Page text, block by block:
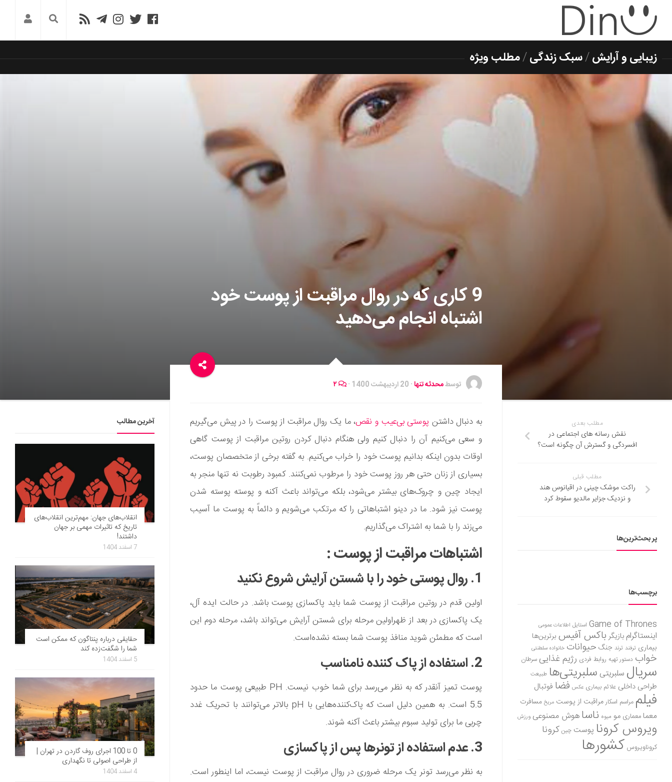
زیبایی و آرایش/سبک زندگی/مطلب ویژه
9 کاری که در روال مراقبت از پوست خود
اشتباه انجام می‌دهید
توسطمحدثه تنها· 20 اردیبهشت 1400 ·
به دنبال داشتن پوستی بی‌عیب و نقص، ما یک روال مراقبت از پوست را در پیش می‌گیریم
و سعی می‌کنیم آن را دنبال کنیم ولی هنگام دنبال کردن روتین مراقبت از پوست گاهی
اوقات بدون اینکه بدانیم پوست خود را خراب می‌کنیم. به گفته برخی از متخصصان پوست،
بسیاری از زنان حتی هر روز پوست خود را مرطوب نمی‌کنند. کمبود رطوبت نه تنها منجر به
ایجاد چین و چروک‌های بیشتر می‌شود، بلکه می‌تواند باعث آکنه و پوسته پوسته شدن
پوست نیز شود. ما در دینو اشتباهاتی را که مرتکب می‌شویم و دائماً به پوست ما آسیب
می‌زند را با شما به اشتراک می‌گذاریم.
اشتباهات مراقبت از پوست :
1. روال پوستی خود را با شستن آرایش شروع نکنید
اولین قدم در روتین مراقبت از پوست شما باید پاکسازی پوست باشد. در حالت ایده آل،
یک پاکسازی در بعد از ظهراولین مرحله برای شستن آرایش می‌تواند باشد، مرحله دوم این
است که مطمئن شوید منافذ پوست شما بسته نشده‌است.
2. استفاده از پاک کننده نامناسب
پوست تمیز آنقدر که به نظر می‌رسد برای شما خوب نیست. PH طبیعی پوست ما حدود
5.5 است. به همین دلیل است که پاک‌کننده‌هایی با pH بالاتر می‌توانند با تحریک غدد
چربی ما برای تولید سبوم بیشتر باعث آکنه شوند.
3. عدم استفاده از تونرها پس از پاکسازی
به نظر می‌رسد تونر یک مرحله ضروری در روال مراقبت از پوست نیست، اما اینطور است.
مطلب بعدی
نقش رسانه های اجتماعی در
افسردگی و گسترش آن چگونه است؟
مطلب قبلی
راکت موشک چینی در اقیانوس هند
و نزدیک جزایر مالدیو سقوط کرد
پر بحث‌ترین‌ها
برچسب‌ها
Game of Thrones استایل اطلاعات عمومی
اینستاگرام بازیگر باکس آفیس برترین‌ها
بیماری ترفند ترند جنگ حیوانات خانواده سلطنتی
خواب دستور تهیه روابط فردی رژیم غذاییسرطان
سریال سلبریتی سلبریتی‌ها طبیعت
طراحی داخلی علائم بیماری عکس فضا فوتبال
فیلم مراسم اسکارمراقبت از پوست مریخ مسافرت
معمامعماری مو میوه ناساهوش مصنوعی ورزش
ویروس کرونا پوست چین کرونا
کروناویروس کشورها
آخرین مطالب
انقلاب‌های جهان: مهم‌ترین انقلاب‌های
تاریخ که تاثیرات مهمی بر جهان
داشتند!
7 اسفند 1404
حقایقی درباره پنتاگون که ممکن است
شما را شگفت‌زده کند
5 اسفند 1404
0 تا 100 اجرای روف گاردن در تهران |
از طراحی اصولی تا نگهداری
4 اسفند 1404